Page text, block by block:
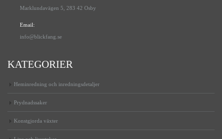
Marklundavägen 5, 283 42 Osby
Email:
info@blickfang.se
KATEGORIER
Heminredning och inredningsdetaljer
Prydnadssaker
Konstgjorda växter